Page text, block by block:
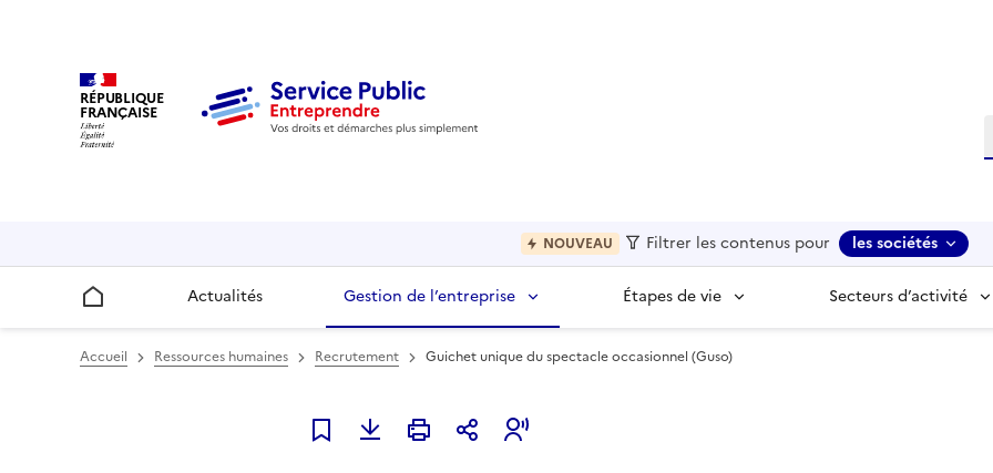
RÉPUBLIQUE
FRANÇAISE
NOUVEAU Filtrer les contenus pour les sociétés
Accueil Actualités Gestion de l’entreprise Étapes de vie Secteurs d’activité
Accueil Ressources humaines Recrutement Guichet unique du spectacle occasionnel (Guso)
Ajouter à mes favoris